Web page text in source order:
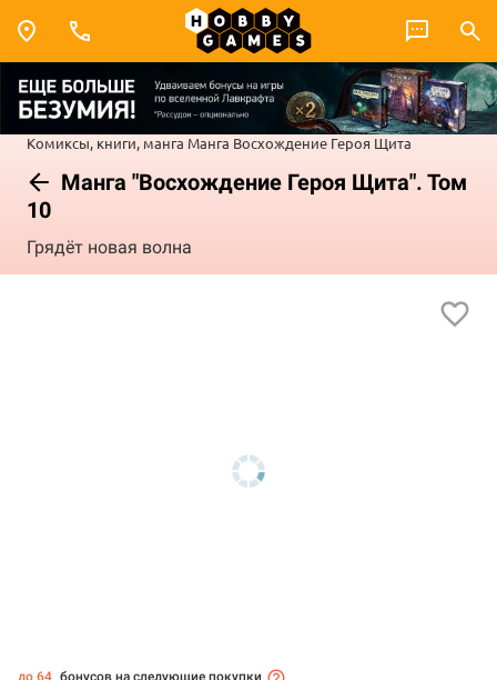
Комиксы, книги, манга Манга Восхождение Героя Щита
Манга "Восхождение Героя Щита". Том
10
Грядёт новая волна